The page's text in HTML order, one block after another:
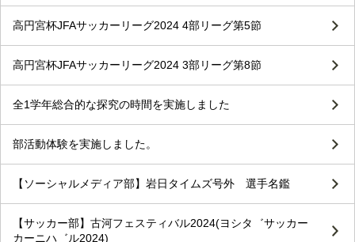
高円宮杯JFAサッカーリーグ2024 4部リーグ第5節
高円宮杯JFAサッカーリーグ2024 3部リーグ第8節
全1学年総合的な探究の時間を実施しました
部活動体験を実施しました。
【ソーシャルメディア部】岩日タイムズ号外 選手名鑑
【サッカー部】古河フェスティバル2024(ヨシタ゛サッカー
カーニハ゛ル2024)